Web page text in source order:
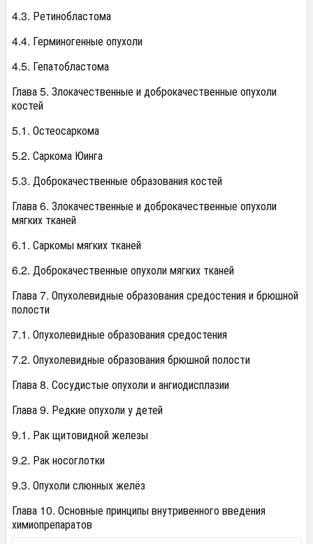
4.3. Ретинобластома
4.4. Герминогенные опухоли
4.5. Гепатобластома
Глава 5. Злокачественные и доброкачественные опухоли
костей
5.1. Остеосаркома
5.2. Саркома Юинга
5.3. Доброкачественные образования костей
Глава 6. Злокачественные и доброкачественные опухоли
мягких тканей
6.1. Саркомы мягких тканей
6.2. Доброкачественные опухоли мягких тканей
Глава 7. Опухолевидные образования средостения и брюшной
полости
7.1. Опухолевидные образования средостения
7.2. Опухолевидные образования брюшной полости
Глава 8. Сосудистые опухоли и ангиодисплазии
Глава 9. Редкие опухоли у детей
9.1. Рак щитовидной железы
9.2. Рак носоглотки
9.3. Опухоли слюнных желёз
Глава 10. Основные принципы внутривенного введения
химиопрепаратов